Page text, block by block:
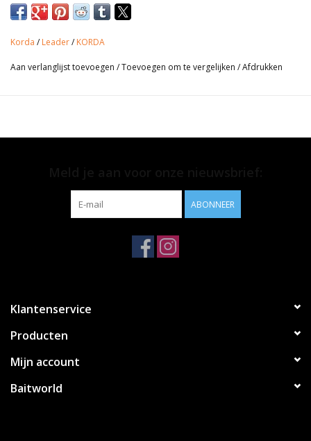
bodem.
Productinformatie
Korda / Leader/ KORDA
Aan verlanglijst toevoegen /Toevoegen om te vergelijken /Afdrukken
ABONNEER
Klantenservice
Producten
Mijn account
Baitworld